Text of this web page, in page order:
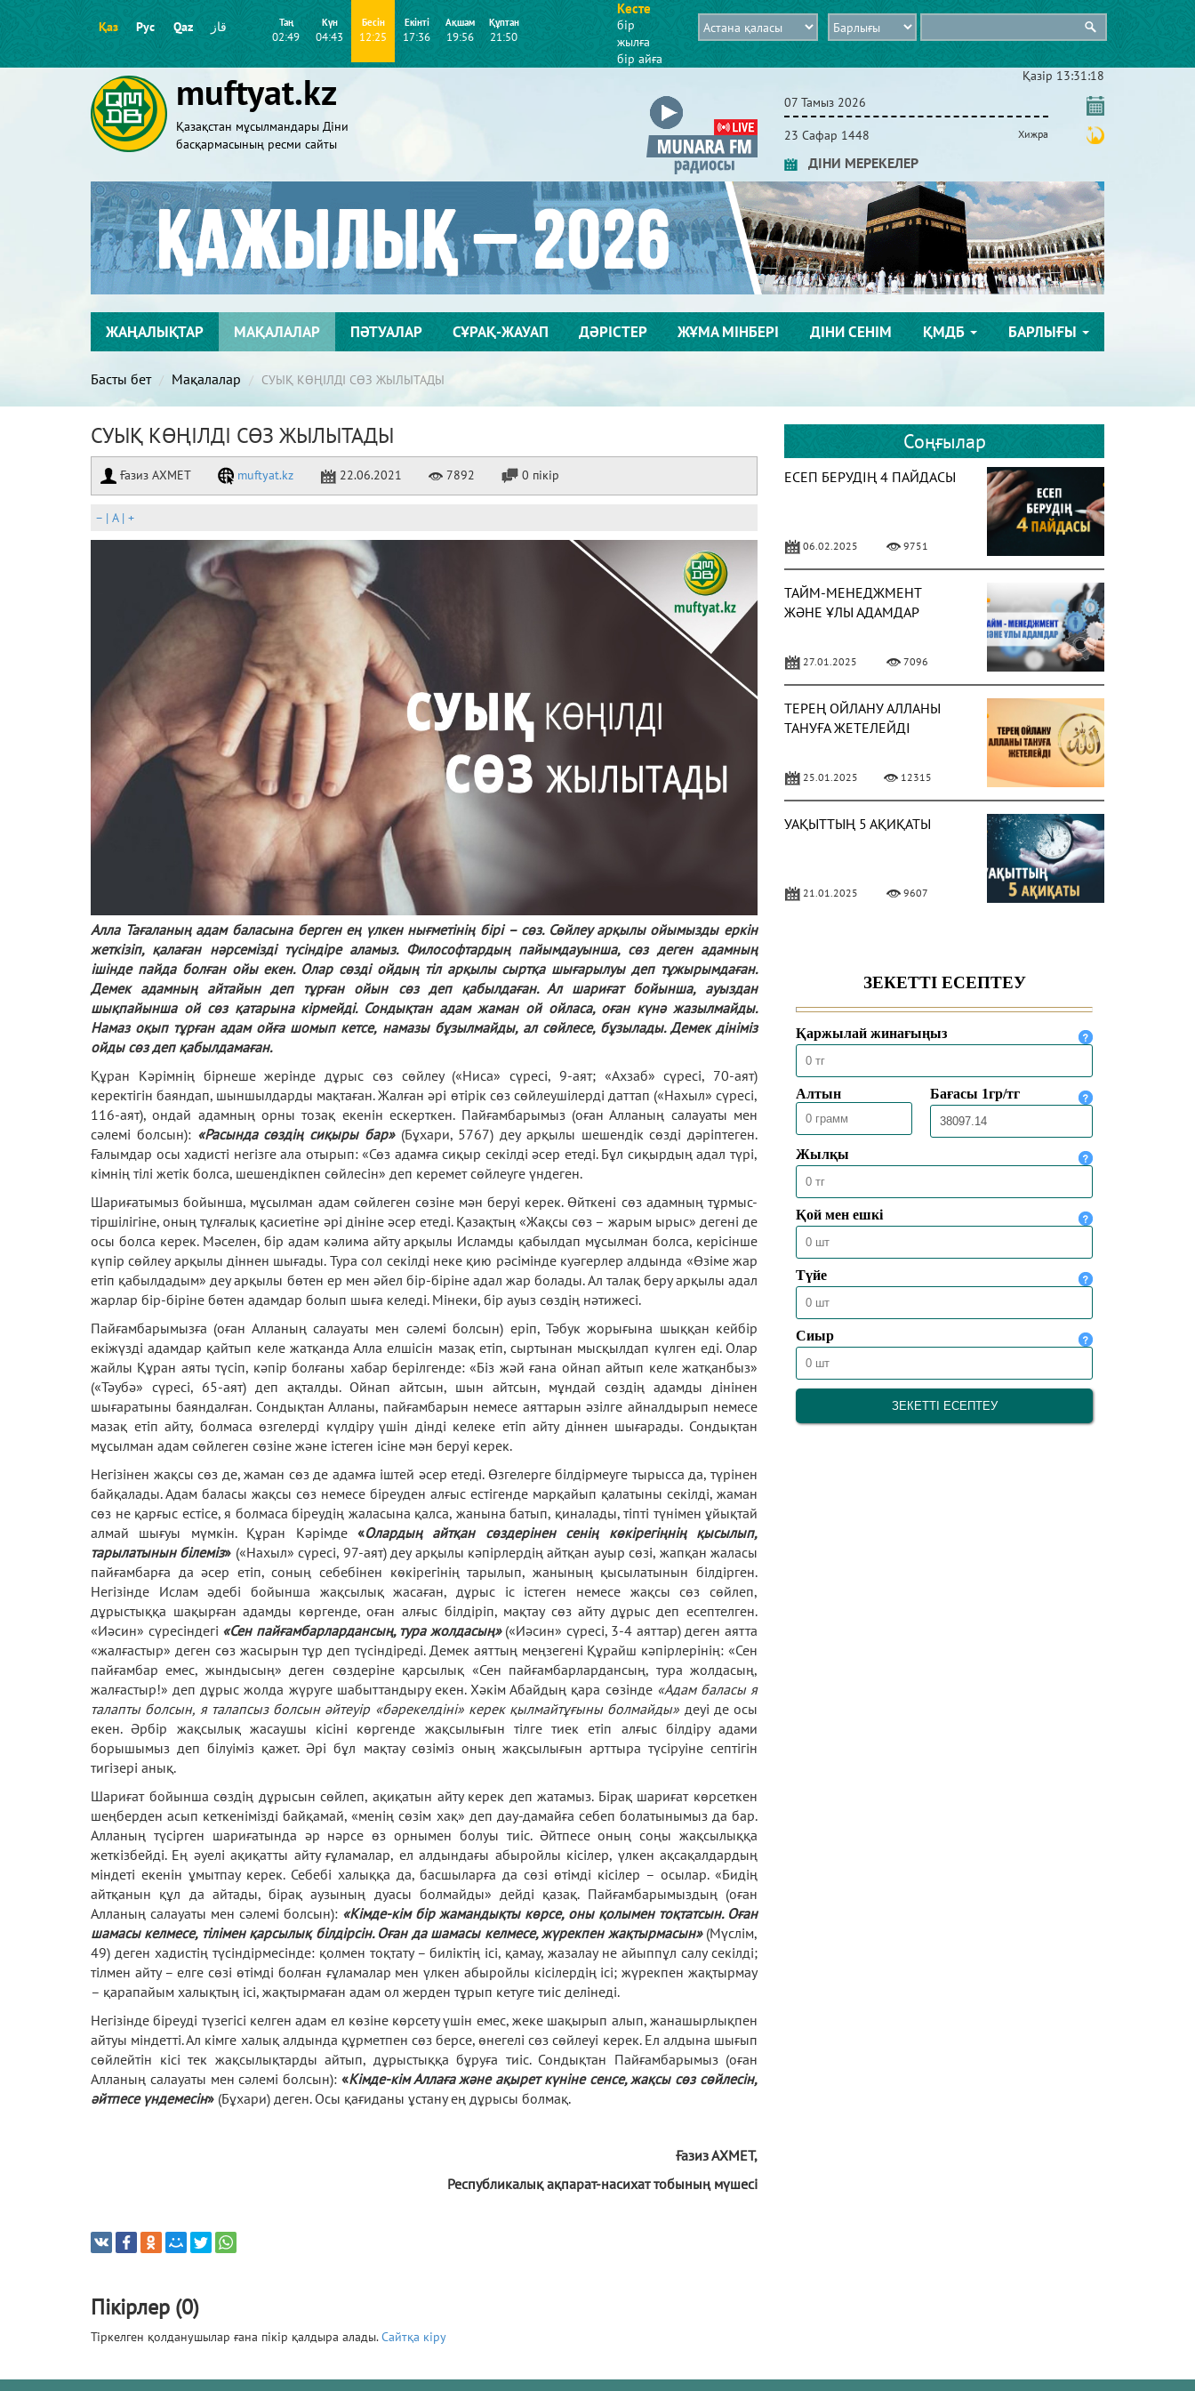
Қаз Рус Qaz قاز Таң
02:49
Күн
04:43
Бесін
12:25
Екінті
17:36
Ақшам
19:56
Құптан
21:50
Кесте
бір
жылға
бір айға
muftyat.kz
Қазақстан мұсылмандары Діни
басқармасының ресми сайты
Қазір 13:31:19
07 Тамыз 2026
23 Сафар 1448 Хижра
ДІНИ МЕРЕКЕЛЕР
ЖАҢАЛЫҚТАР МАҚАЛАЛАР ПӘТУАЛАР СҰРАҚ-ЖАУАП ДӘРІСТЕР ЖҰМА МІНБЕРІ ДІНИ СЕНІМ ҚМДБ БАРЛЫҒЫ
Басты бет Мақалалар СУЫҚ КӨҢІЛДІ СӨЗ ЖЫЛЫТАДЫ
СУЫҚ КӨҢІЛДІ СӨЗ ЖЫЛЫТАДЫ
Ғазиз АХМЕТ muftyat.kz 22.06.2021 7892 0 пікір
– | A| +
Алла Тағаланың адам баласына берген ең үлкен нығметінің бірі – сөз. Сөйлеу арқылы ойымызды еркін
жеткізіп, қалаған нәрсемізді түсіндіре аламыз. Философтардың пайымдауынша, сөз деген адамның
ішінде пайда болған ойы екен. Олар сөзді ойдың тіл арқылы сыртқа шығарылуы деп тұжырымдаған.
Демек адамның айтайын деп тұрған ойын сөз деп қабылдаған. Ал шариғат бойынша, ауыздан
шықпайынша ой сөз қатарына кірмейді. Сондықтан адам жаман ой ойласа, оған күнә жазылмайды.
Намаз оқып тұрған адам ойға шомып кетсе, намазы бұзылмайды, ал сөйлесе, бұзылады. Демек дініміз
ойды сөз деп қабылдамаған.
Құран Кәрімнің бірнеше жерінде дұрыс сөз сөйлеу («Ниса» сүресі, 9-аят; «Ахзаб» сүресі, 70-аят)
керектігін баяндап, шыншылдарды мақтаған. Жалған әрі өтірік сөз сөйлеушілерді даттап («Нахыл» сүресі,
116-аят), ондай адамның орны тозақ екенін ескерткен. Пайғамбарымыз (оған Алланың салауаты мен
сәлемі болсын): «Расында сөздің сиқыры бар»(Бұхари, 5767) деу арқылы шешендік сөзді дәріптеген.
Ғалымдар осы хадисті негізге ала отырып: «Сөз адамға сиқыр секілді әсер етеді. Бұл сиқырдың адал түрі,
кімнің тілі жетік болса, шешендікпен сөйлесін» деп керемет сөйлеуге үндеген.
Шариғатымыз бойынша, мұсылман адам сөйлеген сөзіне мән беруі керек. Өйткені сөз адамның тұрмыс-
тіршілігіне, оның тұлғалық қасиетіне әрі дініне әсер етеді. Қазақтың «Жақсы сөз – жарым ырыс» дегені де
осы болса керек. Мәселен, бір адам кәлима айту арқылы Исламды қабылдап мұсылман болса, керісінше
күпір сөйлеу арқылы діннен шығады. Тура сол секілді неке қию рәсімінде куәгерлер алдында «Өзіме жар
етіп қабылдадым» деу арқылы бөтен ер мен әйел бір-біріне адал жар болады. Ал талақ беру арқылы адал
жарлар бір-біріне бөтен адамдар болып шыға келеді. Мінеки, бір ауыз сөздің нәтижесі.
Пайғамбарымызға (оған Алланың салауаты мен сәлемі болсын) еріп, Тәбук жорығына шыққан кейбір
екіжүзді адамдар қайтып келе жатқанда Алла елшісін мазақ етіп, сыртынан мысқылдап күлген еді. Олар
жайлы Құран аяты түсіп, кәпір болғаны хабар берілгенде: «Біз жәй ғана ойнап айтып келе жатқанбыз»
(«Тәубә» сүресі, 65-аят) деп ақталды. Ойнап айтсын, шын айтсын, мұндай сөздің адамды дінінен
шығаратыны баяндалған. Сондықтан Алланы, пайғамбарын немесе аяттарын әзілге айналдырып немесе
мазақ етіп айту, болмаса өзгелерді күлдіру үшін дінді келеке етіп айту діннен шығарады. Сондықтан
мұсылман адам сөйлеген сөзіне және істеген ісіне мән беруі керек.
Негізінен жақсы сөз де, жаман сөз де адамға іштей әсер етеді. Өзгелерге білдірмеуге тырысса да, түрінен
байқалады. Адам баласы жақсы сөз немесе біреуден алғыс естігенде марқайып қалатыны секілді, жаман
сөз не қарғыс естісе, я болмаса біреудің жаласына қалса, жанына батып, қиналады, тіпті түнімен ұйықтай
алмай шығуы мүмкін. Құран Кәрімде «Олардың айтқан сөздерінен сенің көкірегіңнің қысылып,
тарылатынын білеміз» («Нахыл» сүресі, 97-аят) деу арқылы кәпірлердің айтқан ауыр сөзі, жапқан жаласы
пайғамбарға да әсер етіп, соның себебінен көкірегінің тарылып, жанының қысылатынын білдірген.
Негізінде Ислам әдебі бойынша жақсылық жасаған, дұрыс іс істеген немесе жақсы сөз сөйлеп,
дұрыстыққа шақырған адамды көргенде, оған алғыс білдіріп, мақтау сөз айту дұрыс деп есептелген.
«Иәсин» сүресіндегі «Сен пайғамбарлардансың, тура жолдасың»(«Иәсин» сүресі, 3-4 аяттар) деген аятта
«жалғастыр» деген сөз жасырын тұр деп түсіндіреді. Демек аяттың меңзегені Құрайш кәпірлерінің: «Сен
пайғамбар емес, жындысың» деген сөздеріне қарсылық «Сен пайғамбарлардансың, тура жолдасың,
жалғастыр!» деп дұрыс жолда жүруге шабыттандыру екен. Хәкім Абайдың қара сөзінде «Адам баласы я
талапты болсын, я талапсыз болсын әйтеуір «бәрекелдіні» керек қылмайтұғыны болмайды» деуі де осы
екен. Әрбір жақсылық жасаушы кісіні көргенде жақсылығын тілге тиек етіп алғыс білдіру адами
борышымыз деп білуіміз қажет. Әрі бұл мақтау сөзіміз оның жақсылығын арттыра түсіруіне септігін
тигізері анық.
Шариғат бойынша сөздің дұрысын сөйлеп, ақиқатын айту керек деп жатамыз. Бірақ шариғат көрсеткен
шеңберден асып кеткенімізді байқамай, «менің сөзім хақ» деп дау-дамайға себеп болатынымыз да бар.
Алланың түсірген шариғатында әр нәрсе өз орнымен болуы тиіс. Әйтпесе оның соңы жақсылыққа
жеткізбейді. Ең әуелі ақиқатты айту ғұламалар, ел алдындағы абыройлы кісілер, үлкен ақсақалдардың
міндеті екенін ұмытпау керек. Себебі халыққа да, басшыларға да сөзі өтімді кісілер – осылар. «Бидің
айтқанын құл да айтады, бірақ аузының дуасы болмайды» дейді қазақ. Пайғамбарымыздың (оған
Алланың салауаты мен сәлемі болсын): «Кімде-кім бір жамандықты көрсе, оны қолымен тоқтатсын. Оған
шамасы келмесе, тілімен қарсылық білдірсін. Оған да шамасы келмесе, жүрекпен жақтырмасын»(Мүслім,
49) деген хадистің түсіндірмесінде: қолмен тоқтату – биліктің ісі, қамау, жазалау не айыппұл салу секілді;
тілмен айту – елге сөзі өтімді болған ғұламалар мен үлкен абыройлы кісілердің ісі; жүрекпен жақтырмау
– қарапайым халықтың ісі, жақтырмаған адам ол жерден тұрып кетуге тиіс делінеді.
Негізінде біреуді түзегісі келген адам ел көзіне көрсету үшін емес, жеке шақырып алып, жанашырлықпен
айтуы міндетті. Ал кімге халық алдында құрметпен сөз берсе, өнегелі сөз сөйлеуі керек. Ел алдына шығып
сөйлейтін кісі тек жақсылықтарды айтып, дұрыстыққа бұруға тиіс. Сондықтан Пайғамбарымыз (оған
Алланың салауаты мен сәлемі болсын): «Кімде-кім Аллаға және ақырет күніне сенсе, жақсы сөз сөйлесін,
әйтпесе үндемесін» (Бұхари) деген. Осы қағиданы ұстану ең дұрысы болмақ.
Ғазиз АХМЕТ,
Республикалық ақпарат-насихат тобының мүшесі
Пікірлер (0)
Тіркелген қолданушылар ғана пікір қалдыра алады.Сайтқа кіру
Соңғылар
ЕСЕП БЕРУДІҢ 4 ПАЙДАСЫ
06.02.2025 9751
ТАЙМ-МЕНЕДЖМЕНТ
ЖӘНЕ ҰЛЫ АДАМДАР
27.01.2025 7096
ТЕРЕҢ ОЙЛАНУ АЛЛАНЫ
ТАНУҒА ЖЕТЕЛЕЙДІ
25.01.2025 12315
УАҚЫТТЫҢ 5 АҚИҚАТЫ
21.01.2025 9607
28.10.2024 6980
ПАЙҒАМБАР СҮЙГЕН
ЖЕМІСТЕР
26.10.2024